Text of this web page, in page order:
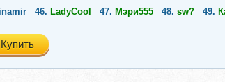
46. LadyCool 47. Мэри555 48. sw? 49.
Купить